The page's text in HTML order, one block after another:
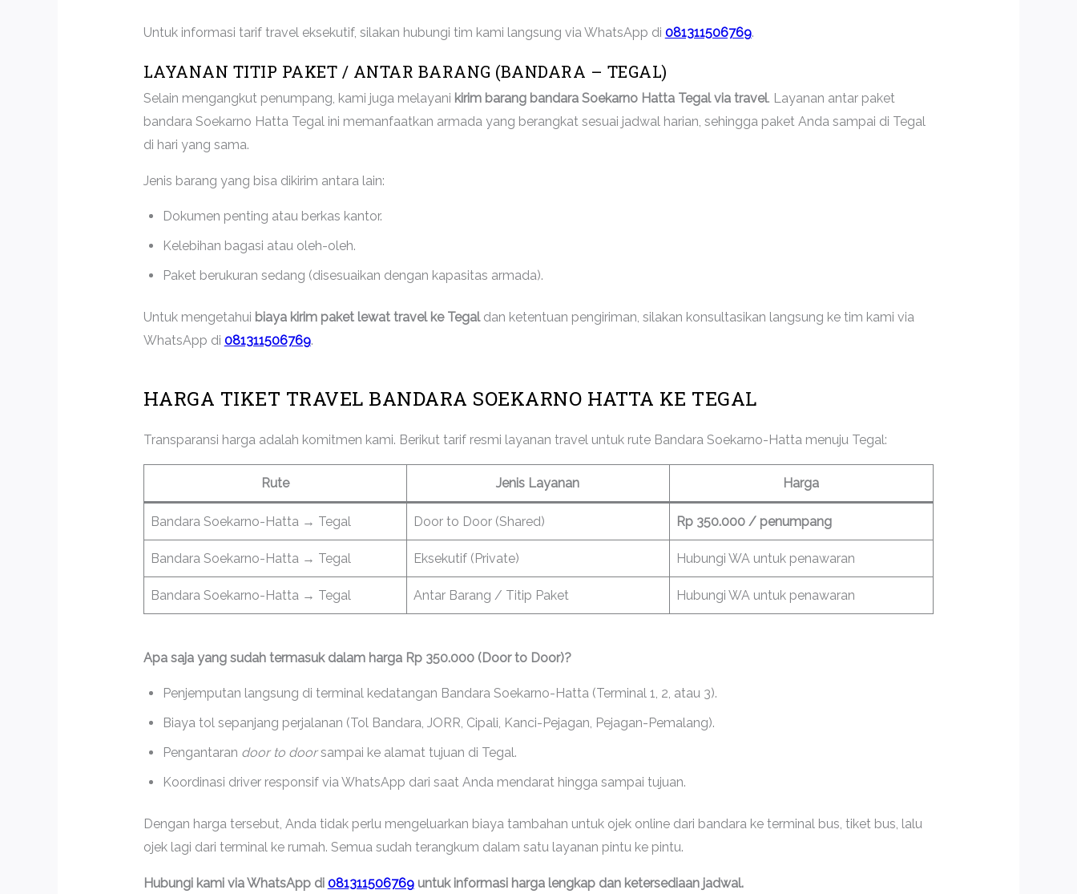
Untuk informasi tarif travel eksekutif, silakan hubungi tim kami langsung via WhatsApp di 081311506769.
LAYANAN TITIP PAKET / ANTAR BARANG (BANDARA – TEGAL)
Selain mengangkut penumpang, kami juga melayani kirim barang bandara Soekarno Hatta Tegal via travel. Layanan antar paket
bandara Soekarno Hatta Tegal ini memanfaatkan armada yang berangkat sesuai jadwal harian, sehingga paket Anda sampai di Tegal
di hari yang sama.
Jenis barang yang bisa dikirim antara lain:
Dokumen penting atau berkas kantor.
Kelebihan bagasi atau oleh-oleh.
Paket berukuran sedang (disesuaikan dengan kapasitas armada).
Untuk mengetahui biaya kirim paket lewat travel ke Tegaldan ketentuan pengiriman, silakan konsultasikan langsung ke tim kami via
WhatsApp di 081311506769.
HARGA TIKET TRAVEL BANDARA SOEKARNO HATTA KE TEGAL
Transparansi harga adalah komitmen kami. Berikut tarif resmi layanan travel untuk rute Bandara Soekarno-Hatta menuju Tegal:
Rute Jenis Layanan Harga
Bandara Soekarno-Hatta → Tegal Door to Door (Shared) Rp 350.000 / penumpang
Bandara Soekarno-Hatta → Tegal Eksekutif (Private) Hubungi WA untuk penawaran
Bandara Soekarno-Hatta → Tegal Antar Barang / Titip Paket Hubungi WA untuk penawaran
Apa saja yang sudah termasuk dalam harga Rp 350.000 (Door to Door)?
Penjemputan langsung di terminal kedatangan Bandara Soekarno-Hatta (Terminal 1, 2, atau 3).
Biaya tol sepanjang perjalanan (Tol Bandara, JORR, Cipali, Kanci-Pejagan, Pejagan-Pemalang).
Pengantaran door to doorsampai ke alamat tujuan di Tegal.
Koordinasi driver responsif via WhatsApp dari saat Anda mendarat hingga sampai tujuan.
Dengan harga tersebut, Anda tidak perlu mengeluarkan biaya tambahan untuk ojek online dari bandara ke terminal bus, tiket bus, lalu
ojek lagi dari terminal ke rumah. Semua sudah terangkum dalam satu layanan pintu ke pintu.
Hubungi kami via WhatsApp di 081311506769untuk informasi harga lengkap dan ketersediaan jadwal.